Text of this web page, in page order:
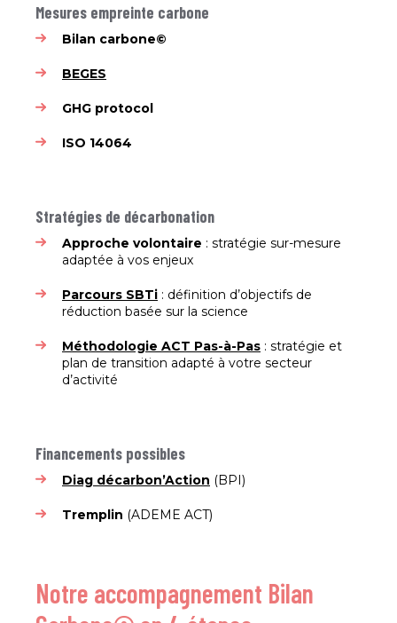
Mesures empreinte carbone
Bilan carbone©
BEGES
GHG protocol
ISO 14064
Stratégies de décarbonation
Approche volontaire : stratégie sur-mesure
adaptée à vos enjeux
Parcours SBTi : définition d’objectifs de
réduction basée sur la science
Méthodologie ACT Pas-à-Pas : stratégie et
plan de transition adapté à votre secteur
d’activité
Financements possibles
Diag décarbon’Action (BPI)
Tremplin (ADEME ACT)
Notre accompagnement Bilan